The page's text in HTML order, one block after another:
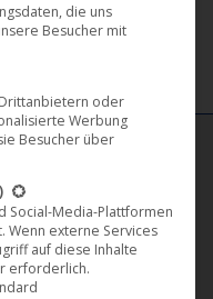
die uns
Besucher mit
oder
Werbung
Besucher über
Social-Media-Plattformen
Wenn externe Services
auf diese Inhalte
erforderlich.